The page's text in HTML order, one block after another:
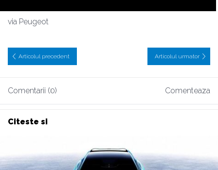
via Peugeot
Articolul precedent Articolul urmator
Comentarii (0) Comenteaza
Citeste si